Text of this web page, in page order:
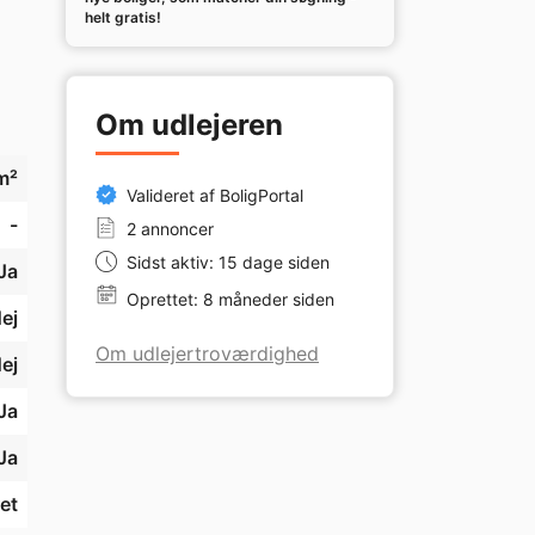
-
helt gratis!
Om udlejeren
Valideret af BoligPortal
2 annoncer
Sidst aktiv: 15 dage siden
Oprettet: 8 måneder siden
Om udlejertroværdighed